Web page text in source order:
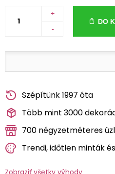
+
-
DO
Szépítünk 1997 óta
Több mint 3000
700 négyzetméteres
Trendi, időtlen minták
Zobraziť všetky výhody